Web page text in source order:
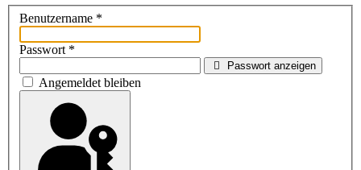
Benutzername *
Passwort *
Passwort anzeigen
Angemeldet bleiben